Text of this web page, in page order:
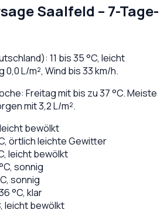
Saalfeld – 7-Tage-
): 11 bis35°C, leicht
0,0L/m², Wind bis33km/h.
Freitag mit bis zu 37 °C. Meiste
mit 3,2 L/m².
leicht bewölkt
örtlich leichte Gewitter
leicht bewölkt
sonnig
sonnig
°C, klar
leicht bewölkt